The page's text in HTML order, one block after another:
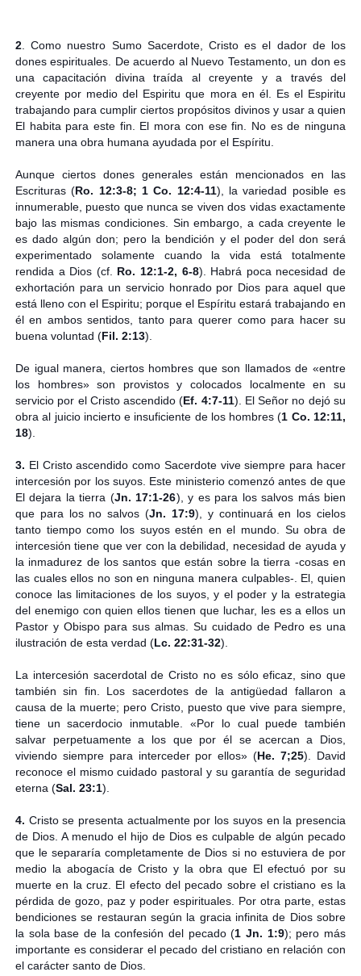
2. Como nuestro Sumo Sacerdote, Cristo es el dador de los
dones espirituales. De acuerdo al Nuevo Testamento, un don es
una capacitación divina traída al creyente y a través del
creyente por medio del Espiritu que mora en él. Es el Espiritu
trabajando para cumplir ciertos propósitos divinos y usar a quien
El habita para este fin. El mora con ese fin. No es de ninguna
manera una obra humana ayudada por el Espíritu.
Aunque ciertos dones generales están mencionados en las
Escrituras (Ro. 12:3-8; 1 Co. 12:4-11), la variedad posible es
innumerable, puesto que nunca se viven dos vidas exactamente
bajo las mismas condiciones. Sin embargo, a cada creyente le
es dado algún don; pero la bendición y el poder del don será
experimentado solamente cuando la vida está totalmente
rendida a Dios (cf. Ro. 12:1-2, 6-8). Habrá poca necesidad de
exhortación para un servicio honrado por Dios para aquel que
está lleno con el Espiritu; porque el Espíritu estará trabajando en
él en ambos sentidos, tanto para querer como para hacer su
buena voluntad (Fil. 2:13).
De igual manera, ciertos hombres que son llamados de «entre
los hombres» son provistos y colocados localmente en su
servicio por el Cristo ascendido (Ef. 4:7-11). El Señor no dejó su
obra al juicio incierto e insuficiente de los hombres (1 Co. 12:11,
18).
3. El Cristo ascendido como Sacerdote vive siempre para hacer
intercesión por los suyos. Este ministerio comenzó antes de que
El dejara la tierra (Jn. 17:1-26), y es para los salvos más bien
que para los no salvos (Jn. 17:9), y continuará en los cielos
tanto tiempo como los suyos estén en el mundo. Su obra de
intercesión tiene que ver con la debilidad, necesidad de ayuda y
la inmadurez de los santos que están sobre la tierra -cosas en
las cuales ellos no son en ninguna manera culpables-. El, quien
conoce las limitaciones de los suyos, y el poder y la estrategia
del enemigo con quien ellos tienen que luchar, les es a ellos un
Pastor y Obispo para sus almas. Su cuidado de Pedro es una
ilustración de esta verdad (Lc. 22:31-32).
La intercesión sacerdotal de Cristo no es sólo eficaz, sino que
también sin fin. Los sacerdotes de la antigüedad fallaron a
causa de la muerte; pero Cristo, puesto que vive para siempre,
tiene un sacerdocio inmutable. «Por lo cual puede también
salvar perpetuamente a los que por él se acercan a Dios,
viviendo siempre para interceder por ellos» (He. 7;25). David
reconoce el mismo cuidado pastoral y su garantía de seguridad
eterna (Sal. 23:1).
4. Cristo se presenta actualmente por los suyos en la presencia
de Dios. A menudo el hijo de Dios es culpable de algún pecado
que le separaría completamente de Dios si no estuviera de por
medio la abogacía de Cristo y la obra que El efectuó por su
muerte en la cruz. El efecto del pecado sobre el cristiano es la
pérdida de gozo, paz y poder espirituales. Por otra parte, estas
bendiciones se restauran según la gracia infinita de Dios sobre
la sola base de la confesión del pecado (1 Jn. 1:9); pero más
importante es considerar el pecado del cristiano en relación con
el carácter santo de Dios.